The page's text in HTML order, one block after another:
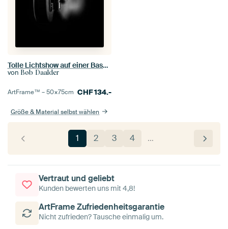
Tolle Lichtshow auf einer Bassgitarre II
von Bob Daalder
ArtFrame™ –50×75cm CHF134.-
Größe & Material selbst wählen
1 2 3 4 …
Vertraut und geliebt
Kunden bewerten uns mit 4,8!
ArtFrame Zufriedenheitsgarantie
Nicht zufrieden? Tausche einmalig um.